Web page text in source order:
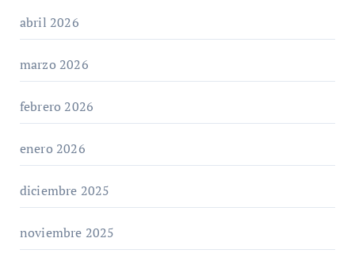
abril 2026
marzo 2026
febrero 2026
enero 2026
diciembre 2025
noviembre 2025